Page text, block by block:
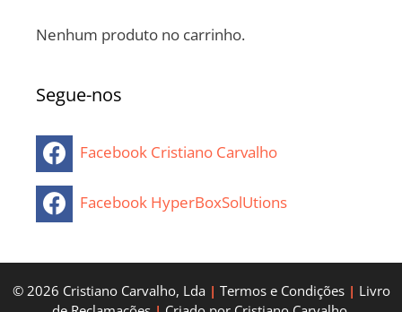
Nenhum produto no carrinho.
Segue-nos
Facebook Cristiano Carvalho
Facebook HyperBoxSolUtions
© 2026 Cristiano Carvalho, Lda | Termos e Condições | Livro